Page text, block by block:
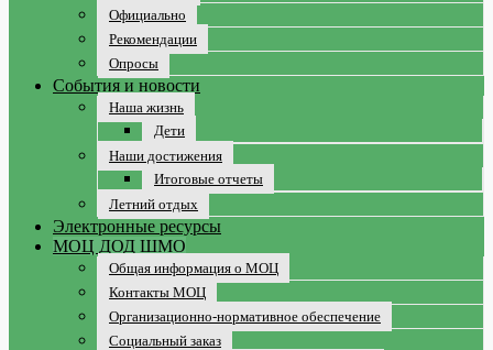
Официально
Рекомендации
Опросы
События и новости
Наша жизнь
Дети
Наши достижения
Итоговые отчеты
Летний отдых
Электронные ресурсы
МОЦ ДОД ШМО
Общая информация о МОЦ
Контакты МОЦ
Организационно-нормативное обеспечение
Социальный заказ